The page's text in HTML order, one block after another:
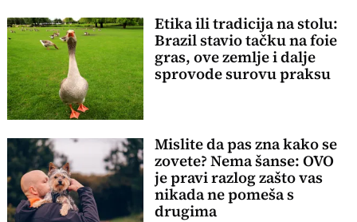
Etika ili tradicija na stolu:
Brazil stavio tačku na foie
gras, ove zemlje i dalje
sprovode surovu praksu
Mislite da pas zna kako se
zovete? Nema šanse: OVO
je pravi razlog zašto vas
nikada ne pomeša s
drugima